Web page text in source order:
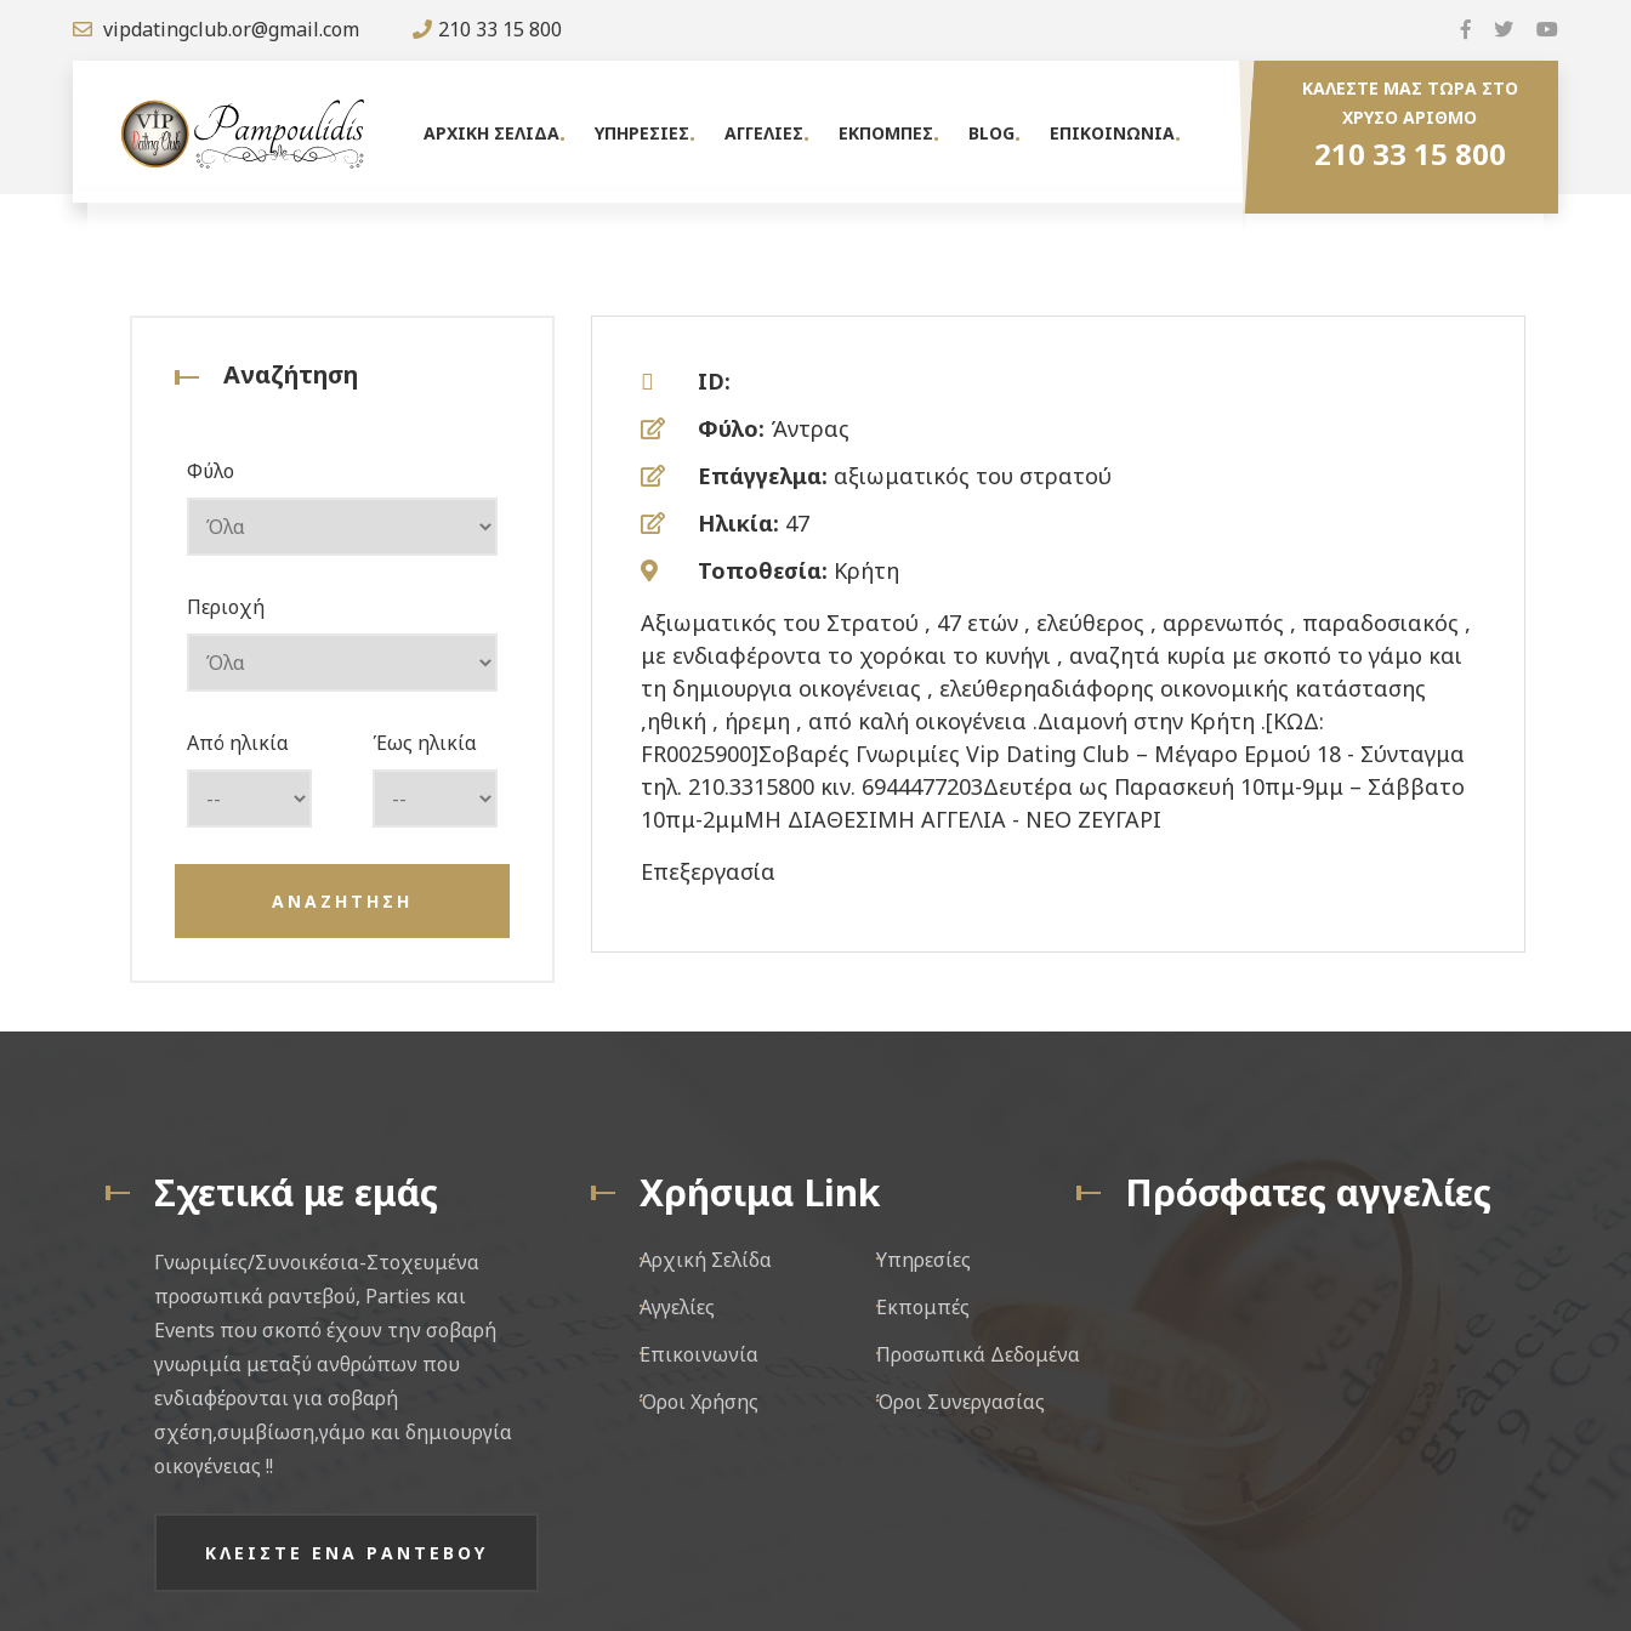
vipdatingclub.or@gmail.com 210 33 15 800
ΑΡΧΙΚΗ ΣΕΛΙΔΑ ΥΠΗΡΕΣΙΕΣ ΑΓΓΕΛΙΕΣ ΕΚΠΟΜΠΕΣ BLOG ΕΠΙΚΟΙΝΩΝΙΑ
ΚΑΛΕΣΤΕ ΜΑΣ ΤΩΡΑ ΣΤΟ
ΧΡΥΣΟ ΑΡΙΘΜΟ
210 33 15 800
Αναζήτηση
Φύλο
Περιοχή
Από ηλικία Έως ηλικία
ΑΝΑΖΗΤΗΣΗ
ID:
Φύλο: Άντρας
Επάγγελμα: αξιωματικός του στρατού
Ηλικία: 47
Τοποθεσία: Κρήτη
Αξιωματικός του Στρατού , 47 ετών , ελεύθερος , αρρενωπός , παραδοσιακός ,
με ενδιαφέροντα το χορόκαι το κυνήγι , αναζητά κυρία με σκοπό το γάμο και
τη δημιουργια οικογένειας , ελεύθερηαδιάφορης οικονομικής κατάστασης
,ηθική , ήρεμη , από καλή οικογένεια .Διαμονή στην Κρήτη .[ΚΩΔ:
FR0025900]Σοβαρές Γνωριμίες Vip Dating Club – Μέγαρο Ερμού 18 - Σύνταγμα
τηλ. 210.3315800 κιν. 6944477203Δευτέρα ως Παρασκευή 10πμ-9μμ – Σάββατο
10πμ-2μμΜΗ ΔΙΑΘΕΣΙΜΗ ΑΓΓΕΛΙΑ - ΝΕΟ ΖΕΥΓΑΡΙ
Επεξεργασία
Σχετικά με εμάς
Γνωριμίες/Συνοικέσια-Στοχευμένα
προσωπικά ραντεβού, Parties και
Events που σκοπό έχουν την σοβαρή
γνωριμία μεταξύ ανθρώπων που
ενδιαφέρονται για σοβαρή
σχέση,συμβίωση,γάμο και δημιουργία
οικογένειας !!
ΚΛΕΙΣΤΕ ΕΝΑ ΡΑΝΤΕΒΟΥ
Χρήσιμα Link
Αρχική Σελίδα
Υπηρεσίες
Αγγελίες
Εκπομπές
Επικοινωνία
Προσωπικά Δεδομένα
Όροι Χρήσης
Όροι Συνεργασίας
Πρόσφατες αγγελίες